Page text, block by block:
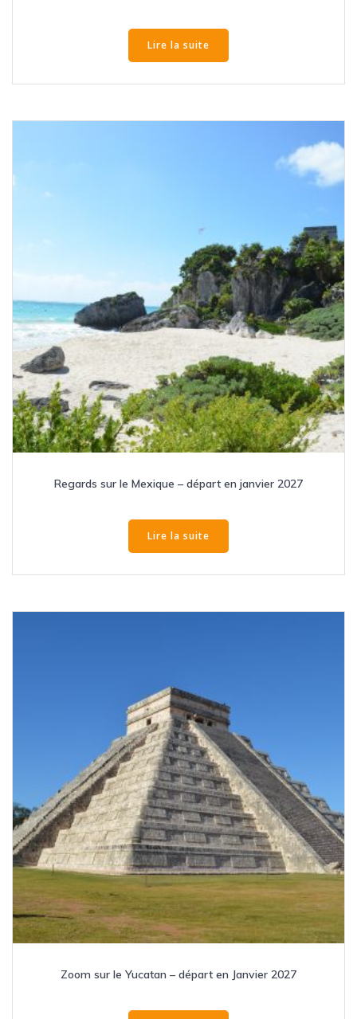
Lire la suite
Regards sur le Mexique – départ en janvier 2027
Lire la suite
Zoom sur le Yucatan – départ en Janvier 2027